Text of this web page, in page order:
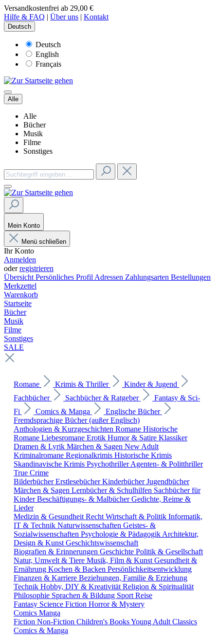
Versandkostenfrei ab 29,00 €
Hilfe & FAQ | Über uns | Kontakt
Deutsch
Deutsch
English
Français
Alle
Alle
Bücher
Musik
Filme
Sonstiges
Mein Konto
Menü schließen
Ihr Konto
Anmelden
oderregistrieren
Übersicht Persönliches Profil Adressen Zahlungsarten Bestellungen
Merkzettel
Warenkorb
Startseite
Bücher
Musik
Filme
Sonstiges
SALE
Romane Krimis & Thriller
Kinder & Jugend
Fachbücher
Sachbücher & Ratgeber
Fantasy & Sci-
Fi
Comics & Manga
Englische Bücher
Fremdsprachige Bücher (außer Englisch)
Anthologien & Kurzgeschichten Romane Historische
Romane Liebesromane Erotik Humor & Satire Klassiker
Dramen & Lyrik Märchen & Sagen New Adult
Kriminalromane Regionalkrimis Historische Krimis
Skandinavische Krimis PsychothrillerAgenten- & Politthriller
True Crime
BilderbücherErstlesebücherKinderbücherJugendbücher
Märchen & Sagen Lernbücher & Schulhilfen Sachbücher für
KinderBeschäftigungs- & MalbücherGedichte, Reime &
Lieder
Medizin & Gesundheit Recht Wirtschaft & Politik Informatik,
IT & Technik Naturwissenschaften Geistes- &
Sozialwissenschaften Psychologie & Pädagogik Architektur,
Design & Kunst Geschichtswissenschaft
Biografien & Erinnerungen Geschichte Politik & Gesellschaft
Natur, Umwelt & Tiere Musik, Film & Kunst Gesundheit &
Ernährung Kochen & Backen Persönlichkeitsentwicklung
Finanzen & Karriere Beziehungen, Familie & Erziehung
Technik Hobby, DIY & Kreativität Religion & Spiritualität
Philosophie Sprachen & Bildung Sport Reise
Fantasy Science Fiction Horror & Mystery
Comics Manga
Fiction Non-Fiction Children's BooksYoung Adult Classics
Comics & Manga